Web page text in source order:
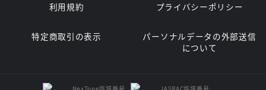
利用規約 プライバシーポリシー
特定商取引の表示
パーソナルデータの外部送信
について